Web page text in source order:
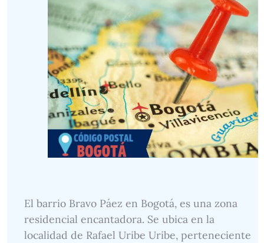
El barrio Bravo Páez en Bogotá, es una zona
residencial encantadora. Se ubica en la
localidad de Rafael Uribe Uribe, perteneciente